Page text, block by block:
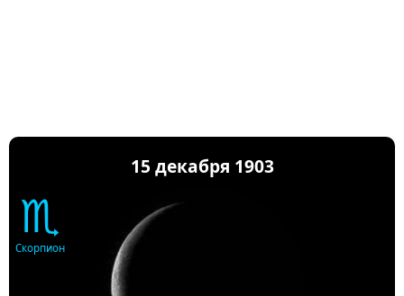
15 декабря 1903
♏
Скорпион